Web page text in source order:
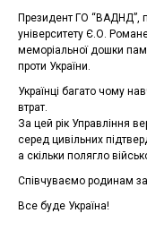
Президент ГО “ВАДНД”,
університету Є.О.
меморіальної дошки
проти України.
Українці багато чому
втрат.
За цей рік Управління
серед цивільних
а скільки полягло
Співчуваємо родинам
Все буде Україна!